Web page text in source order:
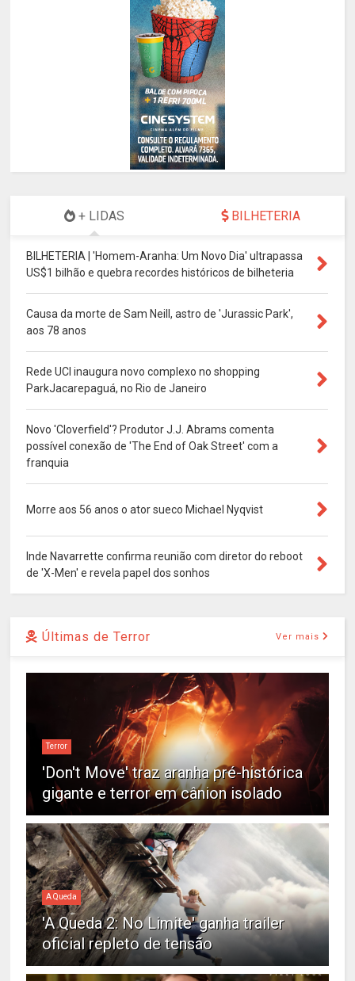
+ LIDAS BILHETERIA
BILHETERIA | 'Homem-Aranha: Um Novo Dia' ultrapassa
US$1 bilhão e quebra recordes históricos de bilheteria
Causa da morte de Sam Neill, astro de 'Jurassic Park',
aos 78 anos
Rede UCI inaugura novo complexo no shopping
ParkJacarepaguá, no Rio de Janeiro
Novo 'Cloverfield'? Produtor J.J. Abrams comenta
possível conexão de 'The End of Oak Street' com a
franquia
Morre aos 56 anos o ator sueco Michael Nyqvist
Inde Navarrette confirma reunião com diretor do reboot
de 'X-Men' e revela papel dos sonhos
Últimas de Terror Ver mais
Terror
'Don't Move' traz aranha pré-histórica
gigante e terror em cânion isolado
A Queda
'A Queda 2: No Limite' ganha trailer
oficial repleto de tensão